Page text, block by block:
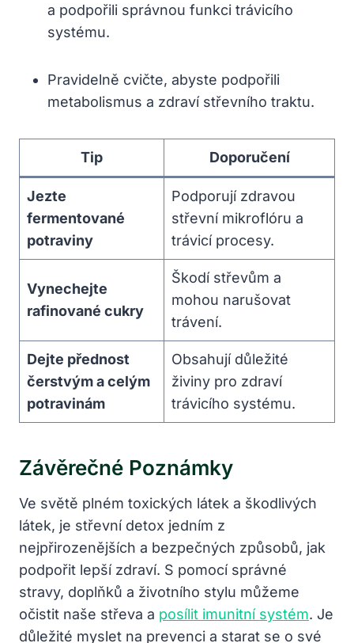
a podpořili správnou funkci trávicího
systému.
Pravidelně cvičte, abyste podpořili
metabolismus a zdraví střevního traktu.
Tip Doporučení
Jezte
fermentované
potraviny
Podporují zdravou
střevní mikroflóru a
trávicí procesy.
Vynechejte
rafinované cukry
Škodí střevům a
mohou narušovat
trávení.
Dejte přednost
čerstvým a celým
potravinám
Obsahují důležité
živiny pro zdraví
trávicího systému.
Závěrečné Poznámky
Ve světě plném toxických látek a škodlivých
látek, je střevní detox jedním z
nejpřirozenějších a bezpečných způsobů, jak
podpořit lepší zdraví. S pomocí správné
stravy, doplňků a životního stylu můžeme
očistit naše střeva a posílit imunitní systém. Je
důležité myslet na prevenci a starat se o své